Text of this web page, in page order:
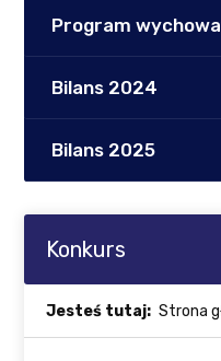
Program
Bilans 2024
Bilans 2025
Konkurs
Jesteś tutaj: Strona